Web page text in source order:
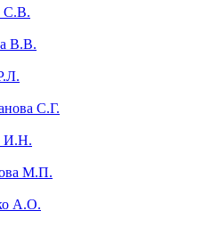
С.В.
В.В.
С.Г.
И.Н.
М.П.
А.О.